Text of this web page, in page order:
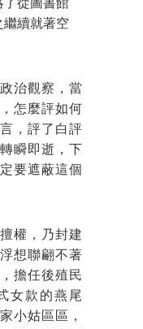
了從圖書館
繼續就著空
治觀察，當
怎麼評如何
，評了白評
瞬即逝，下
要遮蔽這個
權，乃封建
想聯翩不著
擔任後殖民
女款的燕尾
小姑區區，